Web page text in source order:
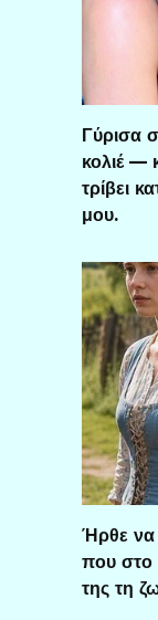
Γύρισα
κολιέ —
τρίβει
μου.
Ήρθε να
που στο
της τη